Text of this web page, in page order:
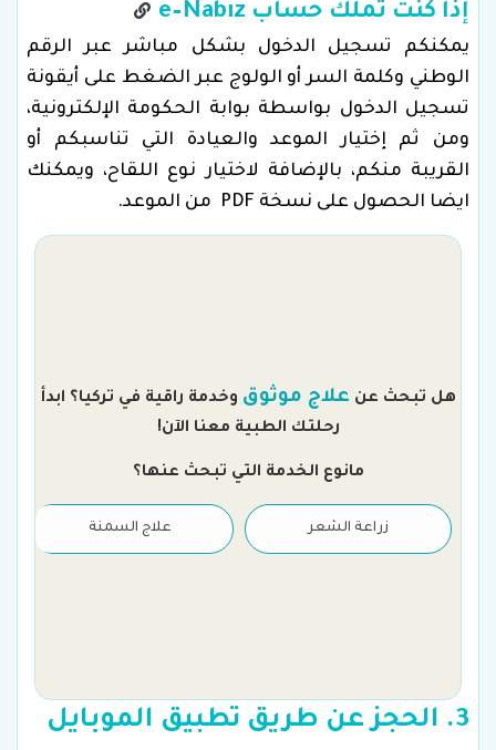
إذا كنت تملك حساب e–Nabız
يمكنكم تسجيل الدخول بشكل مباشر عبر الرقم
الوطني وكلمة السر أو الولوج عبر الضغط على أيقونة
تسجيل الدخول بواسطة بوابة الحكومة الإلكترونية،
ومن ثم إختيار الموعد والعيادة التي تناسبكم أو
القريبة منكم، بالإضافة لاختيار نوع اللقاح، ويمكنك
ايضا الحصول على نسخة PDF من الموعد.
هل تبحث عن علاج موثوق وخدمة راقية في تركيا؟ ابدأ
رحلتك الطبية معنا الآن!
مانوع الخدمة التي تبحث عنها؟
زراعة الشعر علاج السمنة
3. الحجز عن طريق تطبيق الموبايل